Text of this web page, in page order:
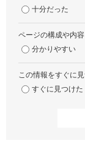
十分だった
ページの構成や内
分かりやすい
この情報をすぐに
すぐに見つけた